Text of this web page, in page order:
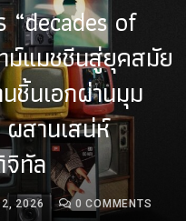
“decades of
ม์แมชชีนสู่ยุคสมัย
ชิ้นเอกผ่านมุม
สานเสน่ห์
ทัล
2026 0 COMMENTS